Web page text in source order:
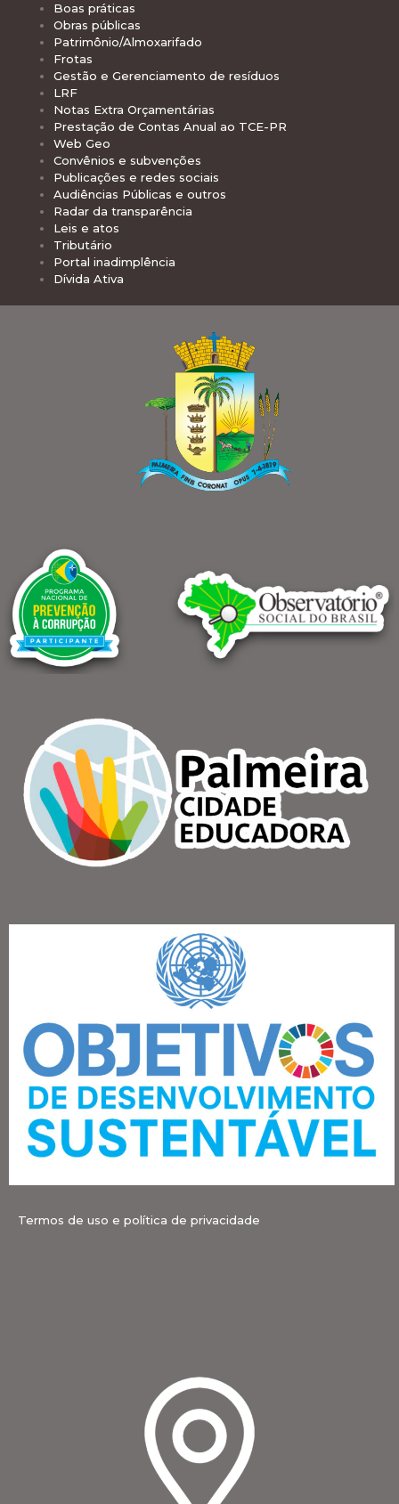
Boas práticas
Obras públicas
Patrimônio/Almoxarifado
Frotas
Gestão e Gerenciamento de resíduos
LRF
Notas Extra Orçamentárias
Prestação de Contas Anual ao TCE-PR
Web Geo
Convênios e subvenções
Publicações e redes sociais
Audiências Públicas e outros
Radar da transparência
Leis e atos
Tributário
Portal inadimplência
Dívida Ativa
Termos de uso e política de privacidade